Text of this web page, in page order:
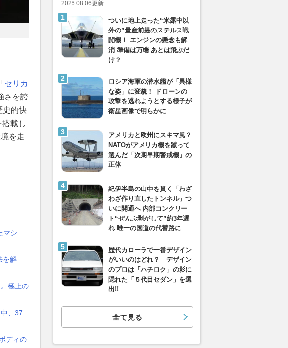
セリカ
さを誇
史的快
載し
を走
マシ
を解
極上の
、37
ディの
2026.08.06更新
ついに地上走った“米露中以
外の”量産前提のステルス戦
闘機！ エンジンの懸念も解
消 準備は万端 あとは飛ぶだ
け？
ロシア海軍の潜水艦が「異様
な姿」に変貌！ ドローンの
攻撃を逃れようとする様子が
衛星画像で明らかに
アメリカと欧州にスキマ風？
NATOがアメリカ機を蹴って
選んだ「次期早期警戒機」の
正体
紀伊半島の山中を貫く「わざ
わざ作り直したトンネル」つ
いに開通へ 内部コンクリー
ト“ぜんぶ剥がして”約3年遅
れ 唯一の国道の代替路に
歴代カローラで一番デザイン
がいいのはどれ？ デザイン
のプロは「ハチロク」の影に
隠れた「５代目セダン」を選
出!!
全て見る